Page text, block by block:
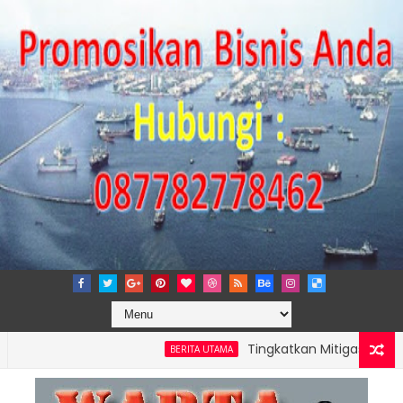
BERITA UTAMA
Tingkatkan Mitigasi Risiko, IPC
PERKUAT KAPASITAS TPK NILAM MELALUI PENAMBAHAN E-RTG